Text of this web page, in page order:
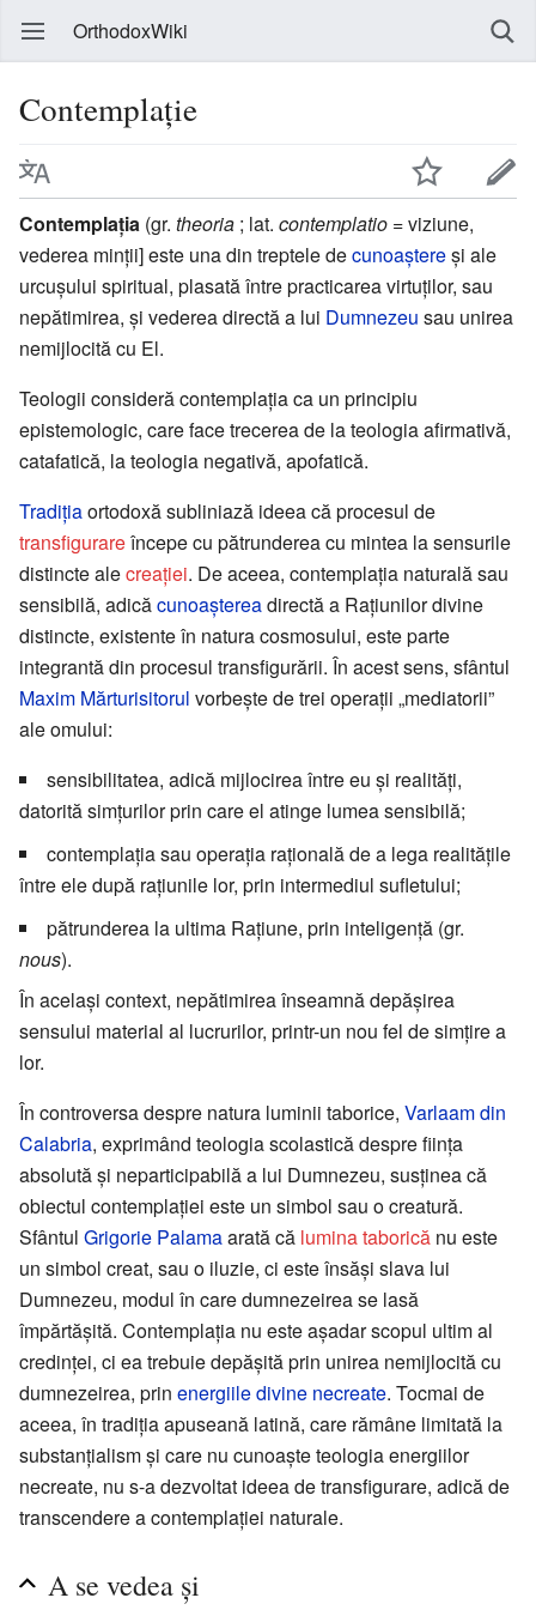
OrthodoxWiki
Contemplație
Contemplația (gr. theoria ; lat. contemplatio = viziune,
vederea minții] este una din treptele decunoaștereși ale
urcușului spiritual, plasată între practicarea virtuților, sau
nepătimirea, și vederea directă a lui Dumnezeu sau unirea
nemijlocită cu El.
Teologii consideră contemplația ca un principiu
epistemologic, care face trecerea de la teologia afirmativă,
catafatică, la teologia negativă, apofatică.
Tradițiaortodoxă subliniază ideea că procesul de
transfigurareîncepe cu pătrunderea cu mintea la sensurile
distincte alecreației. De aceea, contemplația naturală sau
sensibilă, adicăcunoaștereadirectă a Rațiunilor divine
distincte, existente în natura cosmosului, este parte
integrantă din procesul transfigurării. În acest sens, sfântul
Maxim Mărturisitorul vorbește de trei operații „mediatorii”
ale omului:
sensibilitatea, adică mijlocirea între eu și realități,
datorită simțurilor prin care el atinge lumea sensibilă;
contemplația sau operația rațională de a lega realitățile
între ele după rațiunile lor, prin intermediul sufletului;
pătrunderea la ultima Rațiune, prin inteligență (gr.
nous).
În același context, nepătimirea înseamnă depășirea
sensului material al lucrurilor, printr-un nou fel de simțire a
lor.
În controversa despre natura luminii taborice, Varlaam din
Calabria, exprimând teologia scolastică despre ființa
absolută și neparticipabilă a lui Dumnezeu, susținea că
obiectul contemplației este un simbol sau o creatură.
Sfântul Grigorie Palamaarată că lumina taborică nu este
un simbol creat, sau o iluzie, ci este însăși slava lui
Dumnezeu, modul în care dumnezeirea se lasă
împărtășită. Contemplația nu este așadar scopul ultim al
credinței, ci ea trebuie depășită prin unirea nemijlocită cu
dumnezeirea, prin energiile divine necreate. Tocmai de
aceea, în tradiția apuseană latină, care rămâne limitată la
substanțialism și care nu cunoaște teologia energiilor
necreate, nu s-a dezvoltat ideea de transfigurare, adică de
transcendere a contemplației naturale.
A se vedea și